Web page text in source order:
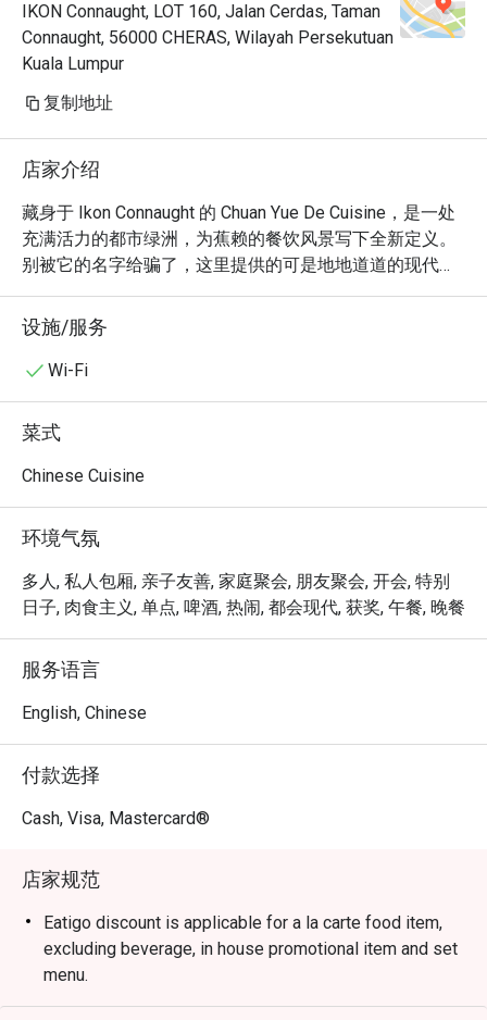
IKON Connaught, LOT 160, Jalan Cerdas, Taman
Connaught, 56000 CHERAS, Wilayah Persekutuan
Kuala Lumpur
复制地址
店家介绍
藏身于 Ikon Connaught 的 Chuan Yue De Cuisine，是一处
充满活力的都市绿洲，为蕉赖的餐饮风景写下全新定义。
别被它的名字给骗了，这里提供的可是地地道道的现代美
式料理。空气中弥漫着一股迷人的热情，伴随着开放式厨
房的滋滋声响与鸡尾酒杯的清脆碰撞声，让人心神向往。
这家获奖无数的餐厅以其顶级的佐酒小食闻名，吸引了众
多追求新鲜时令风味与热闹氛围的时尚饕客。它是一颗当
无论是来享用一顿快速的晚餐，或是一个流连忘返的夜
晚，这里的魅力总让人难以忘怀：分享，就是魔法所在。
佐培根酱或创意十足的辣味金枪鱼鞑靼塔可。开放式厨房
上演着如剧场般的美食秀，而精心调制的鸡尾酒与超值的
欢乐时光优惠，则让话题与美酒一样畅快流淌。这是一场
专为共享而生的美食体验，在每一道佳肴中，凝聚情谊。
🍽️ 精选推荐
・口水鸡 | 鲜嫩的白切鸡，淋上香气四溢、带有微麻口感
的销魂四川辣油。
郁的孜然与芬芳香料。
・麻婆豆腐 | 经典的火辣料理，以滑嫩豆腐与猪肉末，在
浓郁香辣的豆瓣酱中完美融合。
末及爽脆的榨菜一同拌炒。
🥤 招牌饮品
・桂花乌龙冷泡茶 | 茶香芬芳，口感清爽，带有精致花
香，是消除味蕾辛辣感的绝佳选择。
设施/服务
Wi-Fi
菜式
Chinese Cuisine
环境气氛
多人, 私人包厢, 亲子友善, 家庭聚会, 朋友聚会, 开会, 特别
日子, 肉食主义, 单点, 啤酒, 热闹, 都会现代, 获奖, 午餐, 晚餐
服务语言
English, Chinese
付款选择
Cash, Visa, Mastercard®
店家规范
Eatigo discount is applicable for a la carte food item,
excluding beverage, in house promotional item and set
menu.
Eatigo discount is only applicable for dine in, strictly